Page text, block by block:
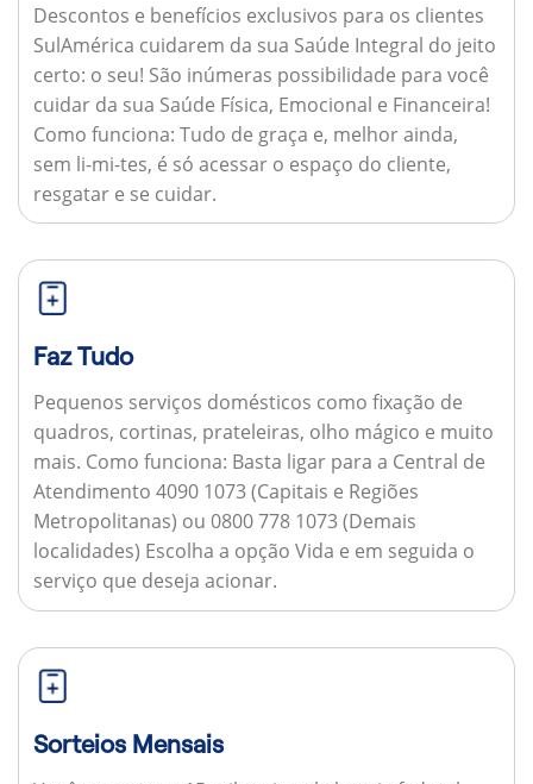
Descontos e benefícios exclusivos para os clientes
SulAmérica cuidarem da sua Saúde Integral do jeito
certo: o seu! São inúmeras possibilidade para você
cuidar da sua Saúde Física, Emocional e Financeira!
Como funciona: Tudo de graça e, melhor ainda,
sem li-mi-tes, é só acessar o espaço do cliente,
resgatar e se cuidar.
Faz Tudo
Pequenos serviços domésticos como fixação de
quadros, cortinas, prateleiras, olho mágico e muito
mais. Como funciona: Basta ligar para a Central de
Atendimento 4090 1073 (Capitais e Regiões
Metropolitanas) ou 0800 778 1073 (Demais
localidades) Escolha a opção Vida e em seguida o
serviço que deseja acionar.
Sorteios Mensais